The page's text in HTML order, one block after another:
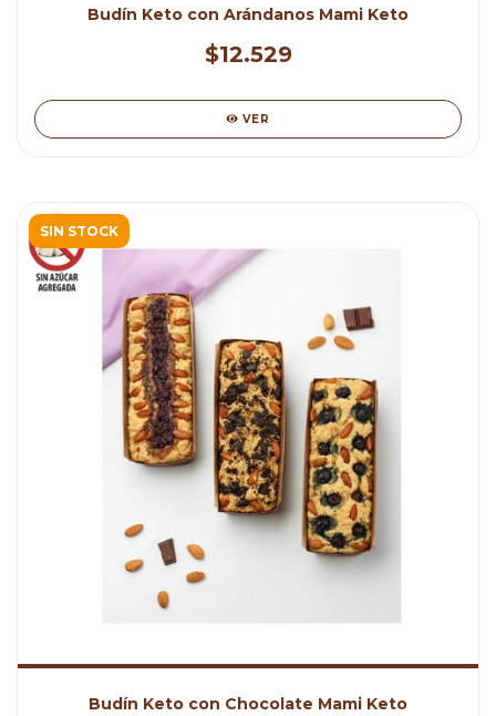
Budín Keto con Arándanos Mami Keto
$12.529
VER
SIN STOCK
Budín Keto con Chocolate Mami Keto